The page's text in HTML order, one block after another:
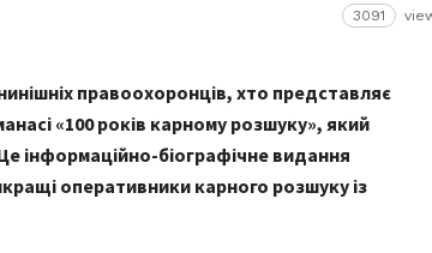
3091
правоохоронців, хто представляє
«100 років карному розшуку», який
інформаційно-біографічне видання
оперативники карного розшуку із